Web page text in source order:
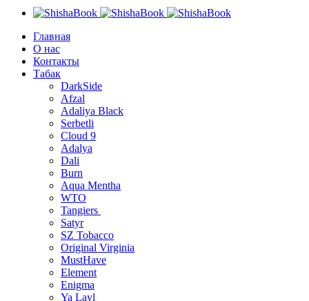
Главная
О нас
Контакты
Табак
DarkSide
Afzal
Adaliya Black
Serbetli
Cloud 9
Adalya
Dali
Burn
Aqua Mentha
WTO
Tangiers
Satyr
SZ Tobacco
Original Virginia
MustHave
Element
Enigma
Ya Layl